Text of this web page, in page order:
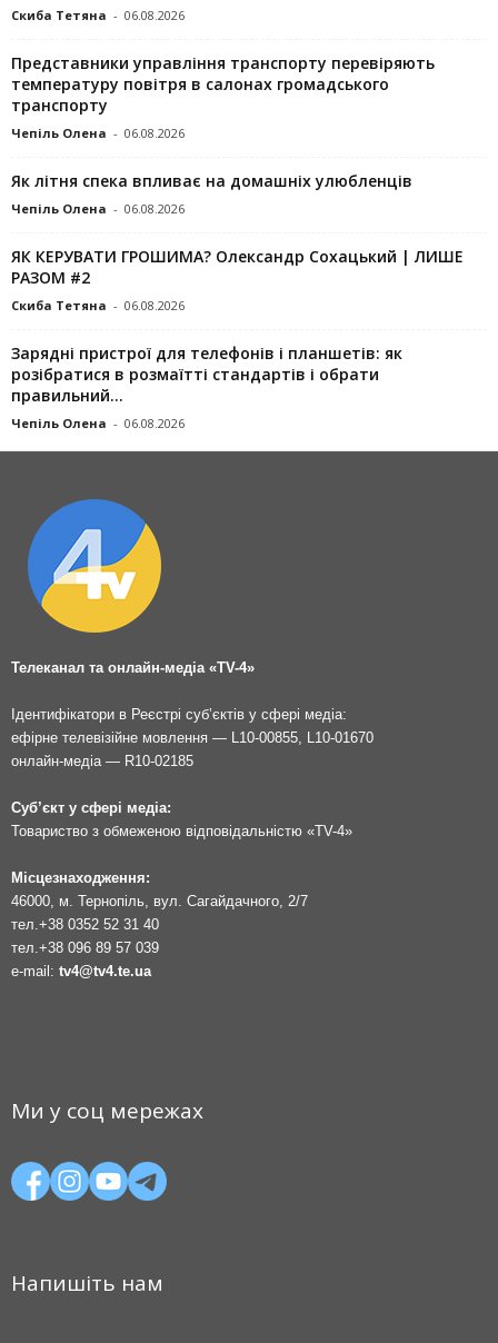
Скиба Тетяна - 06.08.2026
Представники управління транспорту перевіряють
температуру повітря в салонах громадського
транспорту
Чепіль Олена - 06.08.2026
Як літня спека впливає на домашніх улюбленців
Чепіль Олена - 06.08.2026
ЯК КЕРУВАТИ ГРОШИМА? Олександр Сохацький | ЛИШЕ
РАЗОМ #2
Скиба Тетяна - 06.08.2026
Зарядні пристрої для телефонів і планшетів: як
розібратися в розмаїтті стандартів і обрати
правильний...
Чепіль Олена - 06.08.2026
Телеканал та онлайн-медіа «TV-4»
Ідентифікатори в Реєстрі суб’єктів у сфері медіа:
ефірне телевізійне мовлення — L10-00855, L10-01670
онлайн-медіа — R10-02185
Суб’єкт у сфері медіа:
Товариство з обмеженою відповідальністю «TV-4»
Місцезнаходження:
46000, м. Тернопіль, вул. Сагайдачного, 2/7
тел.+38 0352 52 31 40
тел.+38 096 89 57 039
e-mail: tv4@tv4.te.ua
Ми у соц мережах
Напишіть нам